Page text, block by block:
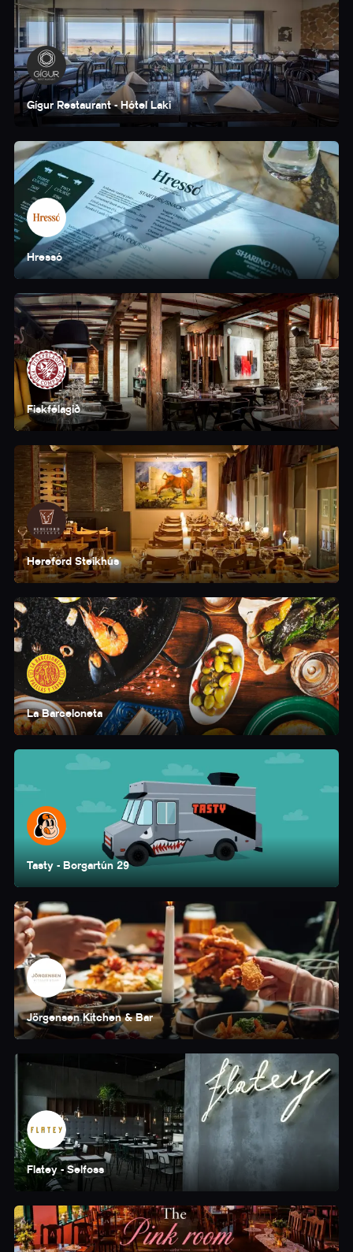
Gígur Restaurant - Hótel Laki
Hressó
Fiskfélagið
Hereford Steikhús
La Barceloneta
Tasty - Borgartún 29
Jörgensen Kitchen & Bar
Flatey - Selfoss